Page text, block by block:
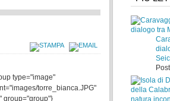
type="image"
torre_bianca.JPG"
group="group"}